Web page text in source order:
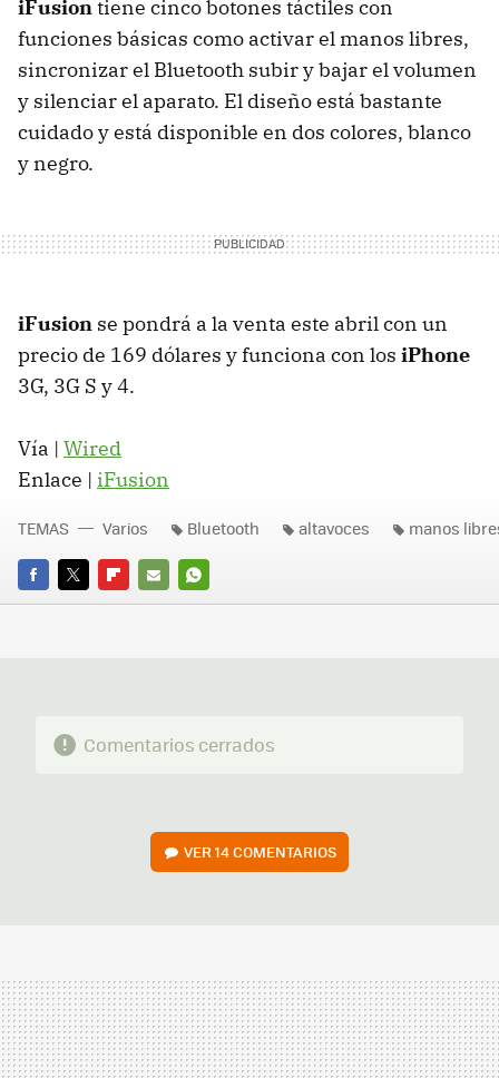
iFusiontiene cinco botones táctiles con
funciones básicas como activar el manos libres,
sincronizar el Bluetooth subir y bajar el volumen
y silenciar el aparato. El diseño está bastante
cuidado y está disponible en dos colores, blanco
y negro.
iFusion se pondrá a la venta este abril con un
precio de 169 dólares y funciona con los iPhone
3G, 3G S y 4.
Vía | Wired
Enlace | iFusion
FACEBOOK
TWITTERFLIPBOARD
E-
WHATSAPP
TEMAS Varios Bluetooth altavoces manos
Comentarios cerrados
VER14 COMENTARIOS